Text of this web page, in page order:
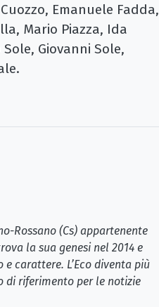
Emanuele Fadda,
Mario Piazza, Ida
Giovanni Sole,
Rossano (Cs) appartenente
la sua genesi nel 2014 e
carattere. L’Eco diventa più
di riferimento per le notizie